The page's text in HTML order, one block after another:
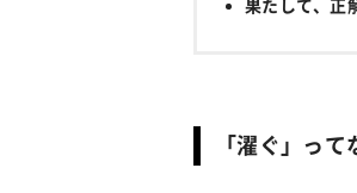
果たして、正
「濯ぐ」っ